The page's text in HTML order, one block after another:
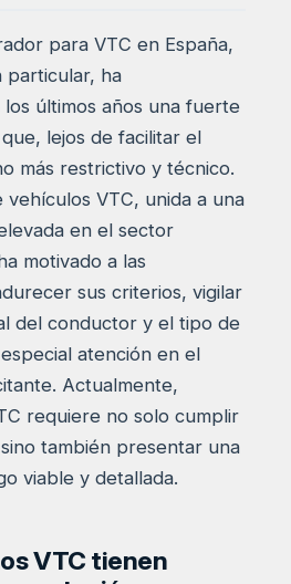
para VTC en España,
particular, ha
últimos años una fuerte
lejos de facilitar el
más restrictivo y técnico.
VTC, unida a una
en el sector
motivado a las
sus criterios, vigilar
del conductor y el tipo de
atención en el
Actualmente,
requiere no solo cumplir
también presentar una
viable y detallada.
VTC tienen